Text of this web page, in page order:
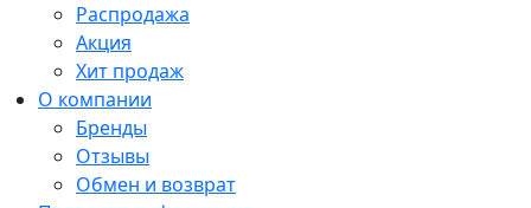
Распродажа
Акция
Хит продаж
О компании
Бренды
Отзывы
Обмен и возврат